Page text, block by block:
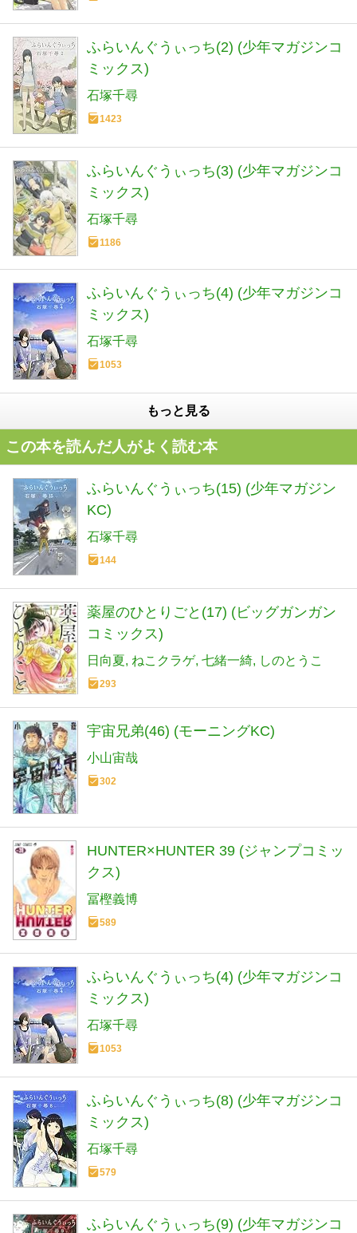
ふらいんぐうぃっち(2) (少年マガジンコ
ミックス)
石塚千尋
1423
ふらいんぐうぃっち(3) (少年マガジンコ
ミックス)
石塚千尋
1186
ふらいんぐうぃっち(4) (少年マガジンコ
ミックス)
石塚千尋
1053
もっと見る
この本を読んだ人がよく読む本
ふらいんぐうぃっち(15) (少年マガジン
KC)
石塚千尋
144
薬屋のひとりごと(17) (ビッグガンガン
コミックス)
日向夏 ねこクラゲ 七緒一綺 しのとうこ
293
宇宙兄弟(46) (モーニングKC)
小山宙哉
302
HUNTER×HUNTER 39 (ジャンプコミッ
クス)
冨樫義博
589
ふらいんぐうぃっち(4) (少年マガジンコ
ミックス)
石塚千尋
1053
ふらいんぐうぃっち(8) (少年マガジンコ
ミックス)
石塚千尋
579
ふらいんぐうぃっち(9) (少年マガジンコ